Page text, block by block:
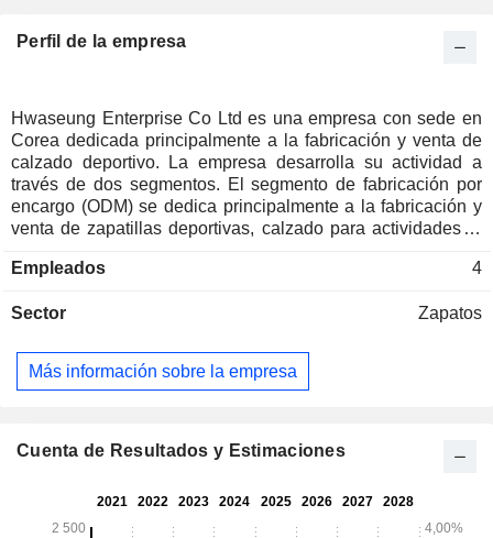
Perfil de la empresa
Hwaseung Enterprise Co Ltd es una empresa con sede en
Corea dedicada principalmente a la fabricación y venta de
calzado deportivo. La empresa desarrolla su actividad a
través de dos segmentos. El segmento de fabricación por
encargo (ODM) se dedica principalmente a la fabricación y
venta de zapatillas deportivas, calzado para actividades al
sombreros bajo marcas como «Adidas» y «Nike». El
la distribución de productos químicos y suministros
Empleados 4
Sector Zapatos
Más información sobre la empresa
Cuenta de Resultados y Estimaciones